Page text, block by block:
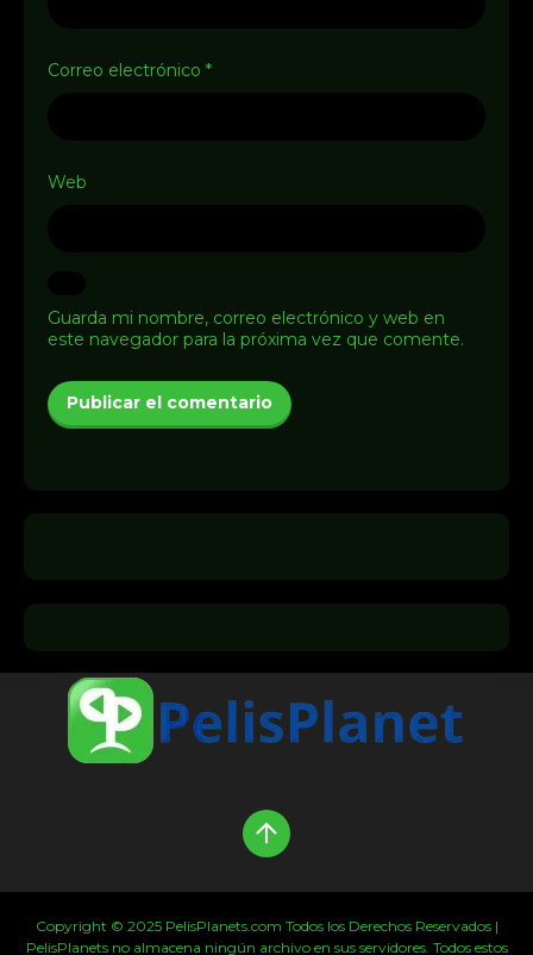
Correo electrónico *
Web
Guarda mi nombre, correo electrónico y web en
este navegador para la próxima vez que comente.
Copyright © 2025 PelisPlanets.com Todos los Derechos Reservados |
PelisPlanets no almacena ningún archivo en sus servidores. Todos estos